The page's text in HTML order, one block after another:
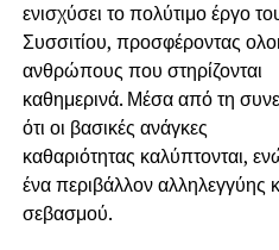
ενισχύσει το πολύτιμο έργο
Συσσιτίου, προσφέροντας
ανθρώπους που στηρίζονται
καθημερινά. Μέσα από τη
ότι οι βασικές ανάγκες
καθαριότητας καλύπτονται,
ένα περιβάλλον αλληλεγγύης
σεβασμού.